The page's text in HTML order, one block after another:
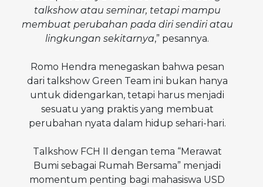
talkshow atau seminar, tetapi mampu
membuat perubahan pada diri sendiri atau
lingkungan sekitarnya,” pesannya.
Romo Hendra menegaskan bahwa pesan
dari talkshow Green Team ini bukan hanya
untuk didengarkan, tetapi harus menjadi
sesuatu yang praktis yang membuat
perubahan nyata dalam hidup sehari-hari.
Talkshow FCH II dengan tema “Merawat
Bumi sebagai Rumah Bersama” menjadi
momentum penting bagi mahasiswa USD